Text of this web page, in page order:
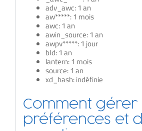
adv_awc: 1 an
aw*****: 1 mois
awc: 1 an
awin_source: 1 an
awpv*****: 1 jour
bId: 1 an
lantern: 1 mois
source: 1 an
xd_hash: indéfinie
Comment gérer
préférences et